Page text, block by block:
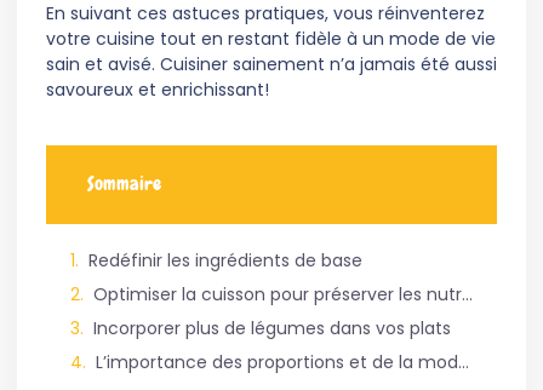
En suivant ces astuces pratiques, vous réinventerez
votre cuisine tout en restant fidèle à un mode de vie
sain et avisé. Cuisiner sainement n’a jamais été aussi
savoureux et enrichissant!
Sommaire
Redéfinir les ingrédients de base
Optimiser la cuisson pour préserver les nutriments
Incorporer plus de légumes dans vos plats
L’importance des proportions et de la modération